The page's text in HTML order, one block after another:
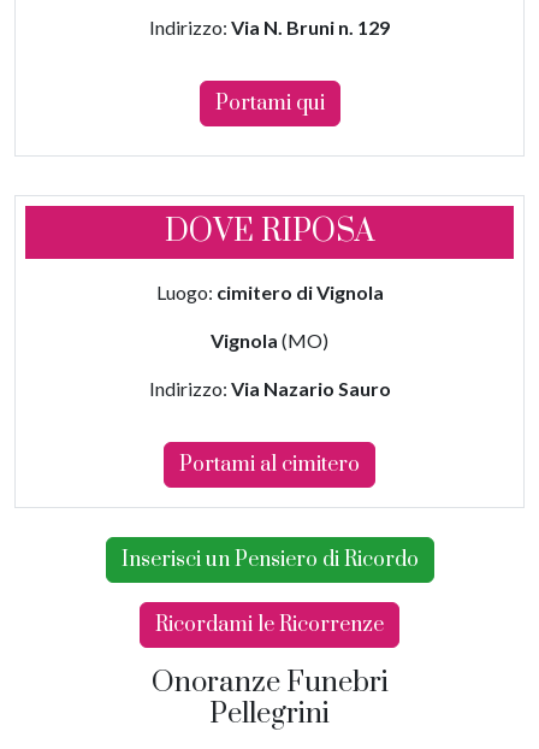
Indirizzo: Via N. Bruni n. 129
Portami qui
DOVE RIPOSA
Luogo: cimitero di Vignola
Vignola (MO)
Indirizzo: Via Nazario Sauro
Portami al cimitero
Inserisci un Pensiero di Ricordo
Ricordami le Ricorrenze
Onoranze Funebri
Pellegrini